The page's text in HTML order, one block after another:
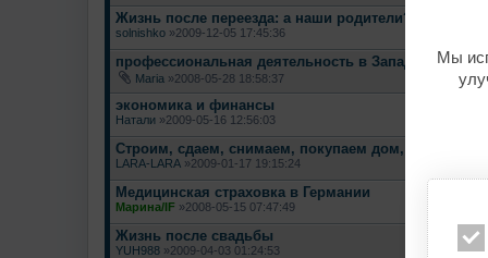
Жизнь после переезда: а наши родители?
solnishko »2009-12-05 17:45:36
профессиональная деятельность в Западной
Maria »2008-05-28 18:58:37
экономика и финансы
Натали »2009-05-16 12:56:03
Строим, сдаем, снимаем, покупаем дом, квартиру,
LARA-LARA »2009-01-17 19:15:24
Медицинская страховка в Германии
Марина/IF »2008-05-15 07:47:49
Жизнь после свадьбы
YUH988 »2009-04-03 01:24:53
Мы